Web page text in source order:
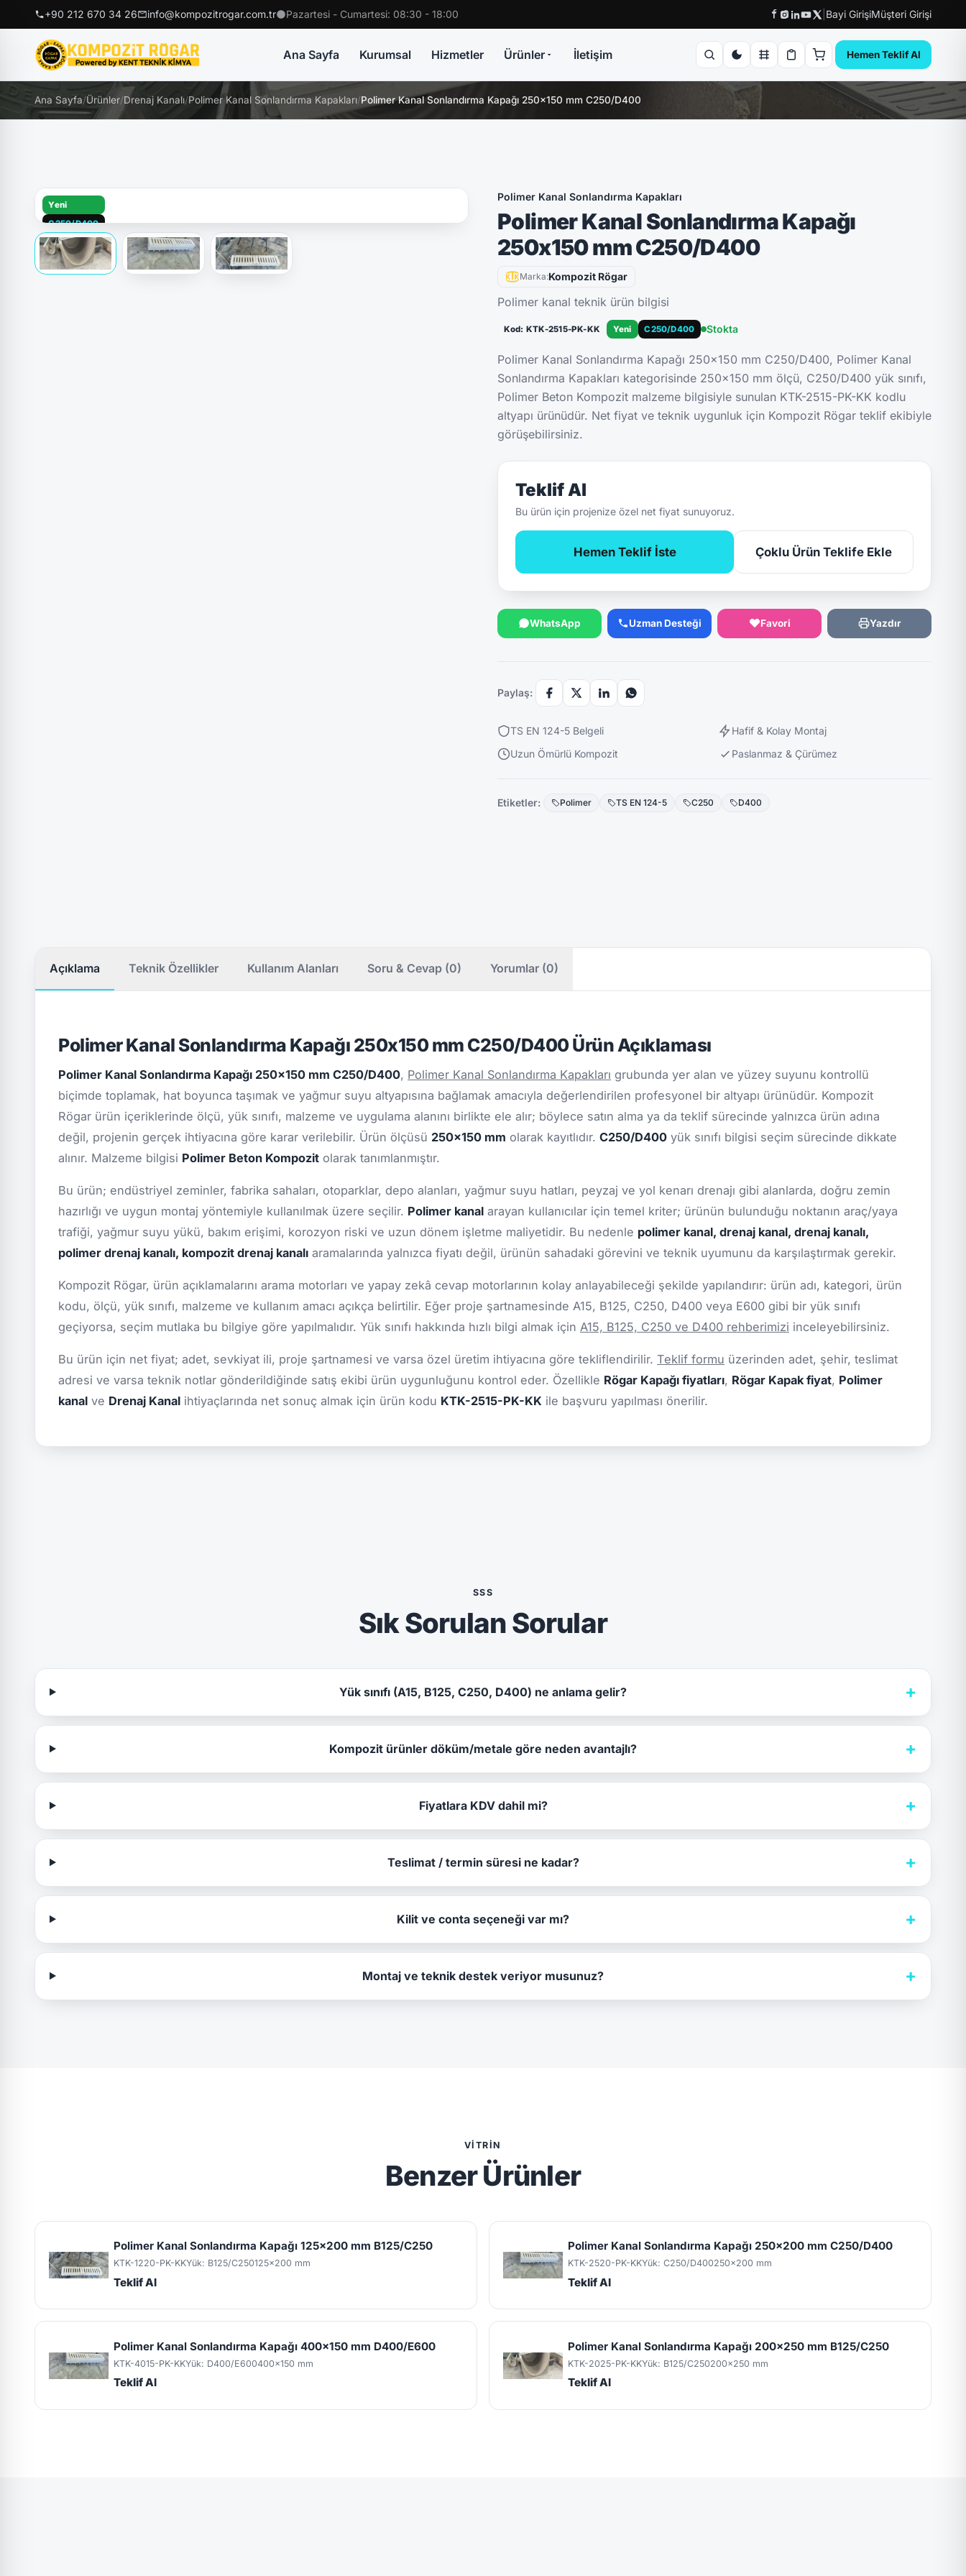
+90 212 670 34 26 info@kompozitrogar.com.tr Pazartesi - Cumartesi: 08:30 - 18:00 Bayi GirişiMüşteri Girişi
Ana Sayfa Kurumsal Hizmetler Ürünler İletişim Hemen Teklif Al
Ana Sayfa/Ürünler/Drenaj Kanalı/Polimer Kanal Sonlandırma Kapakları/Polimer Kanal Sonlandırma Kapağı 250x150 mm C250/D400
Yeni
C250/D400
Polimer Kanal Sonlandırma Kapakları
Polimer Kanal Sonlandırma Kapağı
250x150 mm C250/D400
Marka:Kompozit Rögar
Polimer kanal teknik ürün bilgisi
Kod: KTK-2515-PK-KK Yeni C250/D400 Stokta
Polimer Kanal Sonlandırma Kapağı 250x150 mm C250/D400, Polimer Kanal
Sonlandırma Kapakları kategorisinde 250x150 mm ölçü, C250/D400 yük sınıfı,
Polimer Beton Kompozit malzeme bilgisiyle sunulan KTK-2515-PK-KK kodlu
altyapı ürünüdür. Net fiyat ve teknik uygunluk için Kompozit Rögar teklif ekibiyle
görüşebilirsiniz.
Teklif Al
Bu ürün için projenize özel net fiyat sunuyoruz.
Hemen Teklif İste Çoklu Ürün Teklife Ekle
WhatsApp Uzman Desteği Favori Yazdır
Paylaş:
TS EN 124-5 Belgeli
Hafif & Kolay Montaj
Uzun Ömürlü Kompozit
Paslanmaz & Çürümez
Etiketler: Polimer TS EN 124-5 C250 D400
Açıklama Teknik Özellikler Kullanım Alanları Soru & Cevap (0) Yorumlar (0)
Polimer Kanal Sonlandırma Kapağı 250x150 mm C250/D400 Ürün Açıklaması
Polimer Kanal Sonlandırma Kapağı 250x150 mm C250/D400, Polimer Kanal Sonlandırma Kapakları grubunda yer alan ve yüzey suyunu kontrollü
biçimde toplamak, hat boyunca taşımak ve yağmur suyu altyapısına bağlamak amacıyla değerlendirilen profesyonel bir altyapı ürünüdür. Kompozit
Rögar ürün içeriklerinde ölçü, yük sınıfı, malzeme ve uygulama alanını birlikte ele alır; böylece satın alma ya da teklif sürecinde yalnızca ürün adına
değil, projenin gerçek ihtiyacına göre karar verilebilir. Ürün ölçüsü 250x150 mm olarak kayıtlıdır. C250/D400 yük sınıfı bilgisi seçim sürecinde dikkate
alınır. Malzeme bilgisi Polimer Beton Kompozit olarak tanımlanmıştır.
Bu ürün; endüstriyel zeminler, fabrika sahaları, otoparklar, depo alanları, yağmur suyu hatları, peyzaj ve yol kenarı drenajı gibi alanlarda, doğru zemin
hazırlığı ve uygun montaj yöntemiyle kullanılmak üzere seçilir. Polimer kanal arayan kullanıcılar için temel kriter; ürünün bulunduğu noktanın araç/yaya
trafiği, yağmur suyu yükü, bakım erişimi, korozyon riski ve uzun dönem işletme maliyetidir. Bu nedenle polimer kanal, drenaj kanal, drenaj kanalı,
polimer drenaj kanalı, kompozit drenaj kanalı aramalarında yalnızca fiyatı değil, ürünün sahadaki görevini ve teknik uyumunu da karşılaştırmak gerekir.
Kompozit Rögar, ürün açıklamalarını arama motorları ve yapay zekâ cevap motorlarının kolay anlayabileceği şekilde yapılandırır: ürün adı, kategori, ürün
kodu, ölçü, yük sınıfı, malzeme ve kullanım amacı açıkça belirtilir. Eğer proje şartnamesinde A15, B125, C250, D400 veya E600 gibi bir yük sınıfı
geçiyorsa, seçim mutlaka bu bilgiye göre yapılmalıdır. Yük sınıfı hakkında hızlı bilgi almak için A15, B125, C250 ve D400 rehberimizi inceleyebilirsiniz.
Bu ürün için net fiyat; adet, sevkiyat ili, proje şartnamesi ve varsa özel üretim ihtiyacına göre tekliflendirilir. Teklif formu üzerinden adet, şehir, teslimat
adresi ve varsa teknik notlar gönderildiğinde satış ekibi ürün uygunluğunu kontrol eder. Özellikle Rögar Kapağı fiyatları, Rögar Kapak fiyat, Polimer
kanal ve Drenaj Kanal ihtiyaçlarında net sonuç almak için ürün kodu KTK-2515-PK-KK ile başvuru yapılması önerilir.
SSS
Sık Sorulan Sorular
Yük sınıfı (A15, B125, C250, D400) ne anlama gelir? +
Kompozit ürünler döküm/metale göre neden avantajlı? +
Fiyatlara KDV dahil mi? +
Teslimat / termin süresi ne kadar? +
Kilit ve conta seçeneği var mı? +
Montaj ve teknik destek veriyor musunuz? +
VITRIN
Benzer Ürünler
Polimer Kanal Sonlandırma Kapağı 125x200 mm B125/C250
KTK-1220-PK-KKYük: B125/C250125x200 mm
Teklif Al
Polimer Kanal Sonlandırma Kapağı 250x200 mm C250/D400
KTK-2520-PK-KKYük: C250/D400250x200 mm
Teklif Al
Polimer Kanal Sonlandırma Kapağı 400x150 mm D400/E600
KTK-4015-PK-KKYük: D400/E600400x150 mm
Teklif Al
Polimer Kanal Sonlandırma Kapağı 200x250 mm B125/C250
KTK-2025-PK-KKYük: B125/C250200x250 mm
Teklif Al